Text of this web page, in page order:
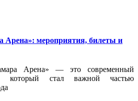
Арена»: мероприятия, билеты и
Арена» — это современный
который стал важной частью